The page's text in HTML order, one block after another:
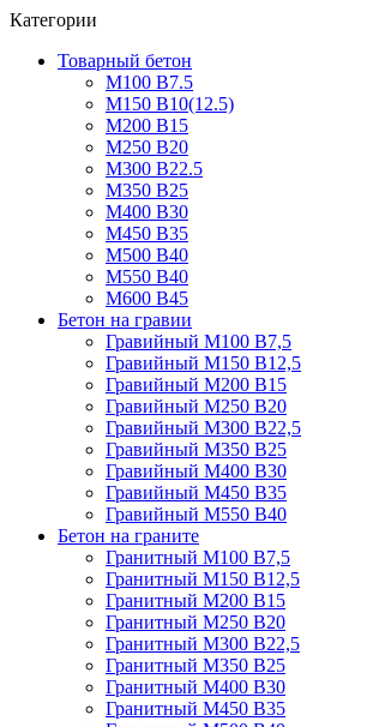
Категории
Товарный бетон
М100 В7.5
М150 В10(12.5)
М200 В15
М250 В20
М300 В22.5
М350 В25
М400 В30
М450 В35
М500 В40
М550 В40
М600 В45
Бетон на гравии
Гравийный М100 В7,5
Гравийный М150 В12,5
Гравийный М200 В15
Гравийный М250 В20
Гравийный М300 В22,5
Гравийный М350 В25
Гравийный М400 В30
Гравийный М450 В35
Гравийный М550 В40
Бетон на граните
Гранитный М100 В7,5
Гранитный М150 В12,5
Гранитный М200 В15
Гранитный М250 В20
Гранитный М300 В22,5
Гранитный М350 В25
Гранитный М400 В30
Гранитный М450 В35